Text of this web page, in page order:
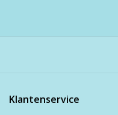
Klantenservice